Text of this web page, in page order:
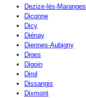
Dezize-lès-Maranges
Diconne
Dicy
Diénay
Diennes-Aubigny
Diges
Digoin
Dirol
Dissangis
Dixmont